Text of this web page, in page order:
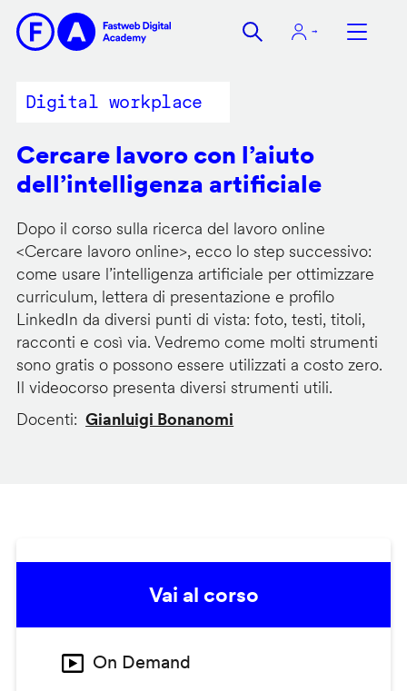
contenuto
Digital workplace
Cercare lavoro con l’aiuto
dell’intelligenza artificiale
Dopo il corso sulla ricerca del lavoro online
<Cercare lavoro online>, ecco lo step successivo:
come usare l’intelligenza artificiale per ottimizzare
curriculum, lettera di presentazione e profilo
LinkedIn da diversi punti di vista: foto, testi, titoli,
racconti e così via. Vedremo come molti strumenti
sono gratis o possono essere utilizzati a costo zero.
Il videocorso presenta diversi strumenti utili.
Docenti
Gianluigi Bonanomi
Vai al corso
On Demand